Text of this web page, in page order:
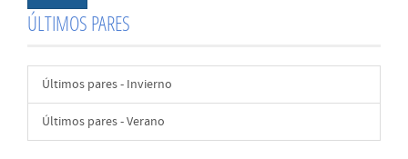
ÚLTIMOS PARES
Últimos pares - Invierno
Últimos pares - Verano